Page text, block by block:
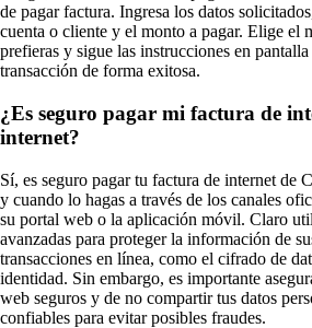
de pagar factura. Ingresa los datos
cuenta o cliente y el monto a pagar. Elige el
prefieras y sigue las instrucciones en
transacción de forma exitosa.
¿Es seguro pagar mi factura de
internet?
Sí, es seguro pagar tu factura de internet de
y cuando lo hagas a través de los canales
su portal web o la aplicación móvil. Claro
avanzadas para proteger la información de
transacciones en línea, como el cifrado de
identidad. Sin embargo, es importante
web seguros y de no compartir tus datos
confiables para evitar posibles fraudes.